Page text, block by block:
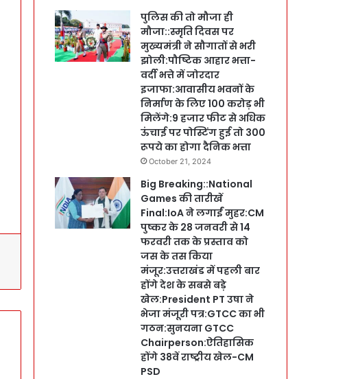
पुलिस की तो मौजा ही
मौजा::स्मृति दिवस पर
मुख्यमंत्री ने सौगातों से भरी
झोली:पौष्टिक आहार भत्ता-
वर्दी भत्ते में जोरदार
इजाफा:आवासीय भवनों के
निर्माण के लिए 100 करोड़ भी
मिलेंगे:9 हजार फीट से अधिक
ऊंचाई पर पोस्टिंग हुई तो 300
रूपये का होगा दैनिक भत्ता
October 21, 2024
Big Breaking::National
Games की तारीखें
Final:IoA ने लगाईं मुहर:CM
पुष्कर के 28 जनवरी से 14
फरवरी तक के प्रस्ताव को
जस के तस किया
मंजूर:उत्तराखंड में पहली बार
होंगे देश के सबसे बड़े
खेल:President PT उषा ने
भेजा मंजूरी पत्र:GTCC का भी
गठन:सुनयना GTCC
Chairperson:ऐतिहासिक
होंगे 38वें राष्ट्रीय खेल-CM
PSD